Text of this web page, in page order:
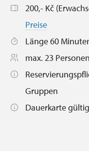
200,- Kč
Preise
Länge 60
max. 23 Personen
Gruppen
Dauerkarte gültig